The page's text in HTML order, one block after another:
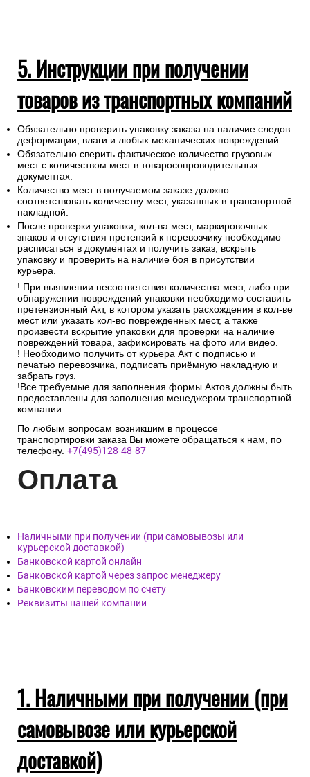
5. Инструкции при получении
товаров из транспортных компаний
Обязательно проверить упаковку заказа на наличие следов
деформации, влаги и любых механических повреждений.
Обязательно сверить фактическое количество грузовых
мест с количеством мест в товаросопроводительных
документах.
Количество мест в получаемом заказе должно
соответствовать количеству мест, указанных в транспортной
накладной.
После проверки упаковки, кол-ва мест, маркировочных
знаков и отсутствия претензий к перевозчику необходимо
расписаться в документах и получить заказ, вскрыть
упаковку и проверить на наличие боя в присутствии
курьера.
! При выявлении несоответствия количества мест, либо при
обнаружении повреждений упаковки необходимо составить
претензионный Акт, в котором указать расхождения в кол-ве
мест или указать кол-во поврежденных мест, а также
произвести вскрытие упаковки для проверки на наличие
повреждений товара, зафиксировать на фото или видео.
! Необходимо получить от курьера Акт с подписью и
печатью перевозчика, подписать приёмную накладную и
забрать груз.
!Все требуемые для заполнения формы Актов должны быть
предоставлены для заполнения менеджером транспортной
компании.
По любым вопросам возникшим в процессе
транспортировки заказа Вы можете обращаться к нам, по
телефону. +7(495)128-48-87
Оплата
Наличными при получении (при самовывозы или
курьерской доставкой)
Банковской картой онлайн
Банковской картой через запрос менеджеру
Банковским переводом по счету
Реквизиты нашей компании
1. Наличными при получении (при
самовывозе или курьерской
доставкой)